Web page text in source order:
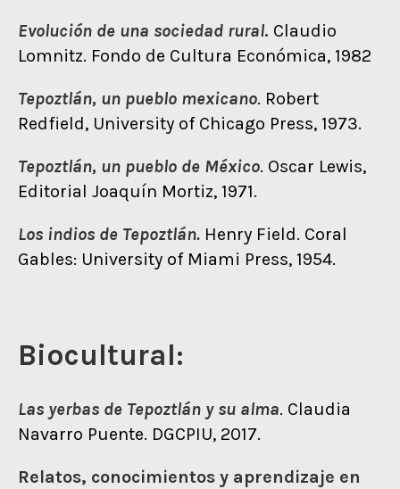
Evolución de una sociedad rural. Claudio
Lomnitz. Fondo de Cultura Económica, 1982
Tepoztlán, un pueblo mexicano. Robert
Redfield, University of Chicago Press, 1973.
Tepoztlán, un pueblo de México. Oscar Lewis,
Editorial Joaquín Mortiz, 1971.
Los indios de Tepoztlán. Henry Field. Coral
Gables: University of Miami Press, 1954.
Biocultural:
Las yerbas de Tepoztlán y su alma. Claudia
Navarro Puente. DGCPIU, 2017.
Relatos, conocimientos y aprendizaje en